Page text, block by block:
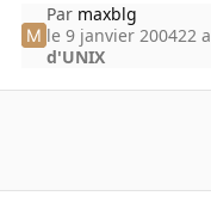
Par maxblg
le 9 janvier 200422 a
d'UNIX